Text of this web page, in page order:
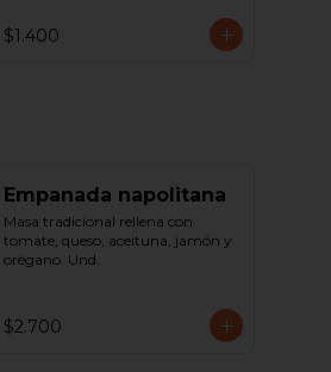
$1.400
Empanada napolitana
Masa tradicional rellena con
tomate, queso, aceituna, jamón y
orégano. Und.
$2.700